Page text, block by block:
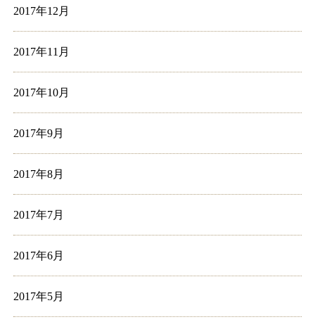
2017年12月
2017年11月
2017年10月
2017年9月
2017年8月
2017年7月
2017年6月
2017年5月